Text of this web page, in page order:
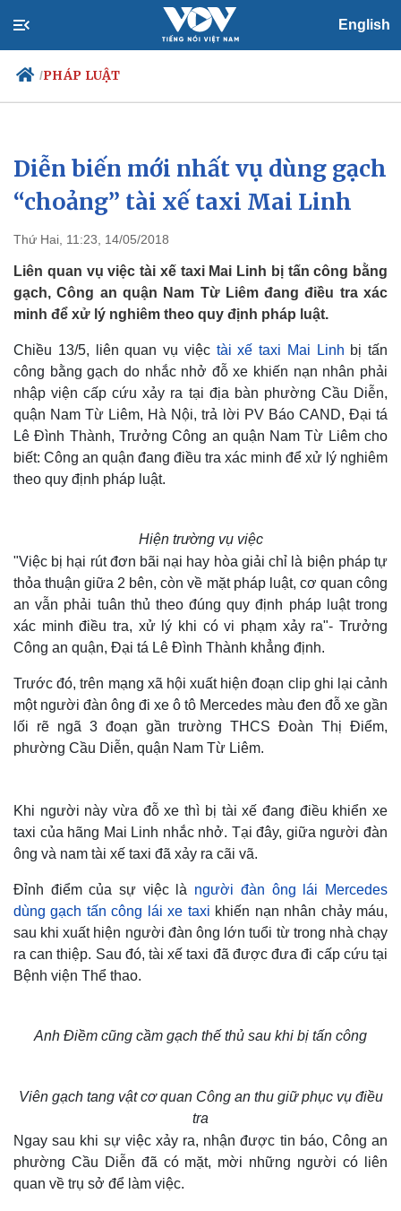
English
/PHÁP LUẬT
Chính trị
Đảng
Tổ chức nhân sự
Nhận diện sự thật
Xã hội
Tin 24h
Dự báo thời tiết
Việc làm
Biển đảo
Diễn biến mới nhất vụ dùng gạch
“choảng” tài xế taxi Mai Linh
Thứ Hai, 11:23, 14/05/2018
Liên quan vụ việc tài xế taxi Mai Linh bị tấn công bằng
gạch, Công an quận Nam Từ Liêm đang điều tra xác
minh để xử lý nghiêm theo quy định pháp luật.
Chiều 13/5, liên quan vụ việc tài xế taxi Mai Linh bị tấn
công bằng gạch do nhắc nhở đỗ xe khiến nạn nhân phải
nhập viện cấp cứu xảy ra tại địa bàn phường Cầu Diễn,
quận Nam Từ Liêm, Hà Nội, trả lời PV Báo CAND, Đại tá
Lê Đình Thành, Trưởng Công an quận Nam Từ Liêm cho
biết: Công an quận đang điều tra xác minh để xử lý nghiêm
theo quy định pháp luật.
Hiện trường vụ việc
"Việc bị hại rút đơn bãi nại hay hòa giải chỉ là biện pháp tự
thỏa thuận giữa 2 bên, còn về mặt pháp luật, cơ quan công
an vẫn phải tuân thủ theo đúng quy định pháp luật trong
xác minh điều tra, xử lý khi có vi phạm xảy ra"- Trưởng
Công an quận, Đại tá Lê Đình Thành khẳng định.
Trước đó, trên mạng xã hội xuất hiện đoạn clip ghi lại cảnh
một người đàn ông đi xe ô tô Mercedes màu đen đỗ xe gần
lối rẽ ngã 3 đoạn gần trường THCS Đoàn Thị Điểm,
phường Cầu Diễn, quận Nam Từ Liêm.
Khi người này vừa đỗ xe thì bị tài xế đang điều khiển xe
taxi của hãng Mai Linh nhắc nhở. Tại đây, giữa người đàn
ông và nam tài xế taxi đã xảy ra cãi vã.
Đỉnh điểm của sự việc là người đàn ông lái Mercedes
dùng gạch tấn công lái xe taxi khiến nạn nhân chảy máu,
sau khi xuất hiện người đàn ông lớn tuổi từ trong nhà chạy
ra can thiệp. Sau đó, tài xế taxi đã được đưa đi cấp cứu tại
Bệnh viện Thể thao.
Anh Điềm cũng cầm gạch thế thủ sau khi bị tấn công
Viên gạch tang vật cơ quan Công an thu giữ phục vụ điều
tra
Ngay sau khi sự việc xảy ra, nhận được tin báo, Công an
phường Cầu Diễn đã có mặt, mời những người có liên
quan về trụ sở để làm việc.